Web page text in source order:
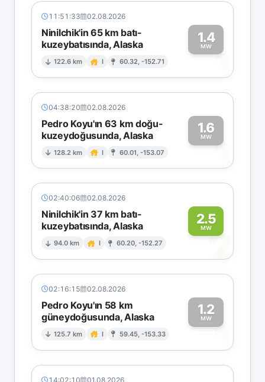
11:51:33 02.08.2026
Ninilchik'in 65 km batı-
kuzeybatısında, Alaska
122.6 km I 60.32, -152.71
1.4
MW1
04:38:20 02.08.2026
Pedro Koyu'ın 63 km doğu-
kuzeydoğusunda, Alaska
128.2 km I 60.01, -153.07
1.6
MW1
02:40:06 02.08.2026
Ninilchik'in 37 km batı-
kuzeybatısında, Alaska
94.0 km I 60.20, -152.27
2.5
MW2
02:16:15 02.08.2026
Pedro Koyu'ın 58 km
güneydoğusunda, Alaska
125.7 km I 59.45, -153.33
1.2
MW1
14:02:10 01.08.2026